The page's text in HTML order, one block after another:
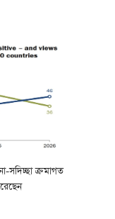
সদিচ্ছা ক্রমাগত